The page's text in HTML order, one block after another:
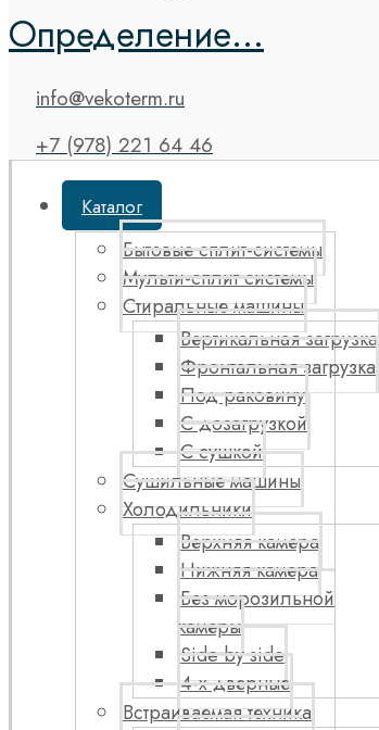
Определение...
info@vekoterm.ru
+7 (978) 221 64 46
Каталог
Бытовые сплит-системы
Мульти-сплит системы
Стиральные машины
Вертикальная загрузка
Фронтальная загрузка
Под раковину
С дозагрузкой
С сушкой
Сушильные машины
Холодильники
Верхняя камера
Нижняя камера
Без морозильной
камеры
Side by side
4-х дверные
Встраиваемая техника